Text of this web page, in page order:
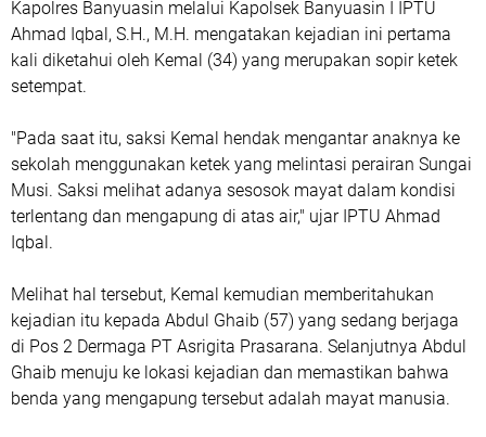
Kapolres Banyuasin melalui Kapolsek Banyuasin I IPTU
Ahmad Iqbal, S.H., M.H. mengatakan kejadian ini pertama
kali diketahui oleh Kemal (34) yang merupakan sopir ketek
setempat.
"Pada saat itu, saksi Kemal hendak mengantar anaknya ke
sekolah menggunakan ketek yang melintasi perairan Sungai
Musi. Saksi melihat adanya sesosok mayat dalam kondisi
terlentang dan mengapung di atas air," ujar IPTU Ahmad
Iqbal.
Melihat hal tersebut, Kemal kemudian memberitahukan
kejadian itu kepada Abdul Ghaib (57) yang sedang berjaga
di Pos 2 Dermaga PT Asrigita Prasarana. Selanjutnya Abdul
Ghaib menuju ke lokasi kejadian dan memastikan bahwa
benda yang mengapung tersebut adalah mayat manusia.